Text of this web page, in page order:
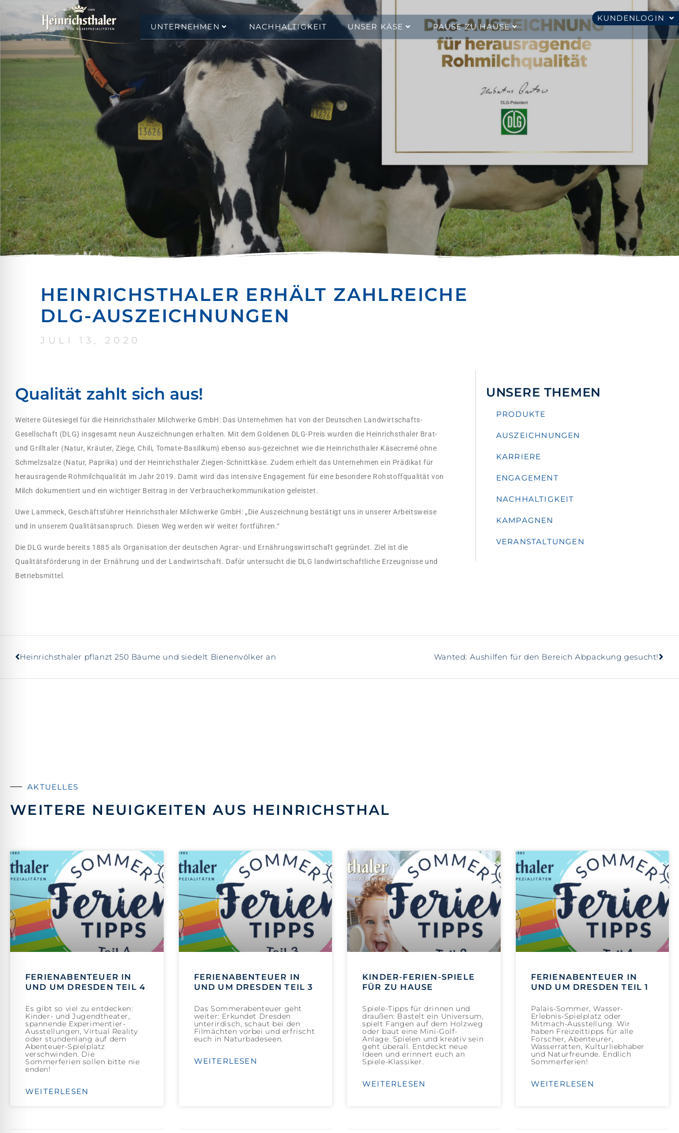
KUNDENLOGIN
UNTERNEHMEN
NACHHALTIGKEIT UNSER KÄSE PAUSE ZU HAUSE
HEINRICHSTHALER ERHÄLT ZAHLREICHE
DLG-AUSZEICHNUNGEN
JULI 13, 2020
Qualität zahlt sich aus!
Weitere Gütesiegel für die Heinrichsthaler Milchwerke GmbH: Das Unternehmen hat von der Deutschen Landwirtschafts-
Gesellschaft (DLG) insgesamt neun Auszeichnungen erhalten. Mit dem Goldenen DLG-Preis wurden die Heinrichsthaler Brat-
und Grilltaler (Natur, Kräuter, Ziege, Chili, Tomate-Basilikum) ebenso aus-gezeichnet wie die Heinrichsthaler Käsecremé ohne
Schmelzsalze (Natur, Paprika) und der Heinrichsthaler Ziegen-Schnittkäse. Zudem erhielt das Unternehmen ein Prädikat für
herausragende Rohmilchqualität im Jahr 2019. Damit wird das intensive Engagement für eine besondere Rohstoffqualität von
Milch dokumentiert und ein wichtiger Beitrag in der Verbraucherkommunikation geleistet.
Uwe Lammeck, Geschäftsführer Heinrichsthaler Milchwerke GmbH: „Die Auszeichnung bestätigt uns in unserer Arbeitsweise
und in unserem Qualitätsanspruch. Diesen Weg werden wir weiter fortführen.“
Die DLG wurde bereits 1885 als Organisation der deutschen Agrar- und Ernährungswirtschaft gegründet. Ziel ist die
Qualitätsförderung in der Ernährung und der Landwirtschaft. Dafür untersucht die DLG landwirtschaftliche Erzeugnisse und
Betriebsmittel.
UNSERE THEMEN
PRODUKTE
AUSZEICHNUNGEN
KARRIERE
ENGAGEMENT
NACHHALTIGKEIT
KAMPAGNEN
VERANSTALTUNGEN
Heinrichsthaler pflanzt 250 Bäume und siedelt Bienenvölker an Wanted: Aushilfen für den Bereich Abpackung gesucht!
AKTUELLES
WEITERE NEUIGKEITEN AUS HEINRICHSTHAL
FERIENABENTEUER IN
UND UM DRESDEN TEIL 4
Es gibt so viel zu entdecken:
Kinder- und Jugendtheater,
spannende Experimentier-
Ausstellungen, Virtual Reality
oder stundenlang auf dem
Abenteuer-Spielplatz
verschwinden. Die
Sommerferien sollen bitte nie
enden!
WEITERLESEN
FERIENABENTEUER IN
UND UM DRESDEN TEIL 3
Das Sommerabenteuer geht
weiter: Erkundet Dresden
unterirdisch, schaut bei den
Filmächten vorbei und erfrischt
euch in Naturbadeseen.
WEITERLESEN
KINDER-FERIEN-SPIELE
FÜR ZU HAUSE
Spiele-Tipps für drinnen und
draußen: Bastelt ein Universum,
spielt Fangen auf dem Holzweg
oder baut eine Mini-Golf-
Anlage. Spielen und kreativ sein
geht überall. Entdeckt neue
Ideen und erinnert euch an
Spiele-Klassiker.
WEITERLESEN
FERIENABENTEUER IN
UND UM DRESDEN TEIL 1
Palais-Sommer, Wasser-
Erlebnis-Spielplatz oder
Mitmach-Ausstellung. Wir
haben Freizeittipps für alle
Forscher, Abenteurer,
Wasserratten, Kulturliebhaber
und Naturfreunde. Endlich
Sommerferien!
WEITERLESEN